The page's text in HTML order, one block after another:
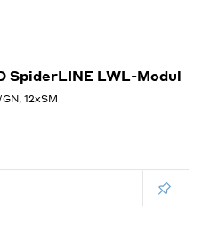
SpiderLINE LWL-Modul
12xSM